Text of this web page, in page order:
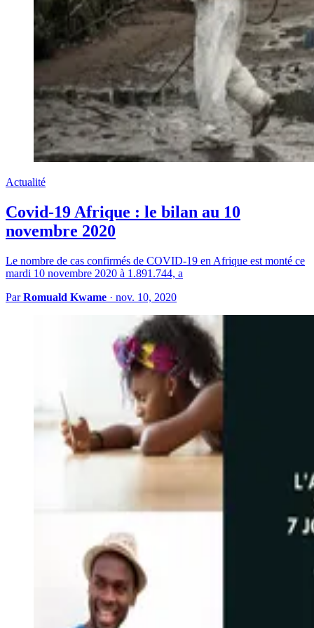
Actualité
Covid-19 Afrique : le bilan au 10
novembre 2020
Le nombre de cas confirmés de COVID-19 en Afrique est monté ce
mardi 10 novembre 2020 à 1.891.744, a
ParRomuald Kwame · nov. 10, 2020